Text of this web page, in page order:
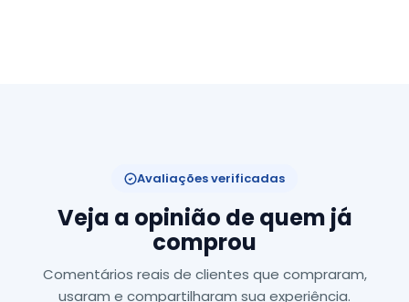
Avaliações verificadas
Veja a opinião de quem já
comprou
Comentários reais de clientes que compraram,
usaram e compartilharam sua experiência.